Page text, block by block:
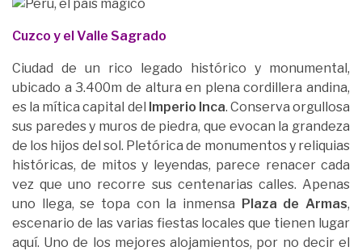
Cuzco y el Valle Sagrado
Ciudad de un rico legado histórico y monumental,
ubicado a 3.400m de altura en plena cordillera andina,
es la mítica capital del Imperio Inca. Conserva orgullosa
sus paredes y muros de piedra, que evocan la grandeza
de los hijos del sol. Pletórica de monumentos y reliquias
históricas, de mitos y leyendas, parece renacer cada
vez que uno recorre sus centenarias calles. Apenas
uno llega, se topa con la inmensa Plaza de Armas,
escenario de las varias fiestas locales que tienen lugar
aquí. Uno de los mejores alojamientos, por no decir el